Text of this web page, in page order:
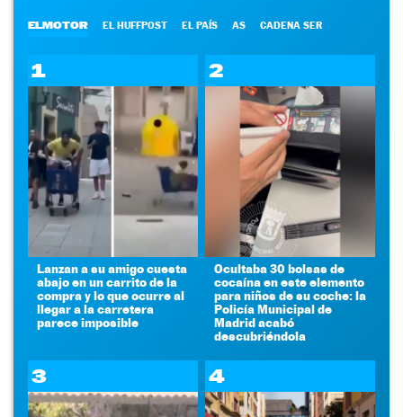
ELMOTOR EL HUFFPOST EL PAÍS AS CADENA SER
1
Lanzan a su amigo cuesta
abajo en un carrito de la
compra y lo que ocurre al
llegar a la carretera
parece imposible
2
Ocultaba 30 bolsas de
cocaína en este elemento
para niños de su coche: la
Policía Municipal de
Madrid acabó
descubriéndola
3 4